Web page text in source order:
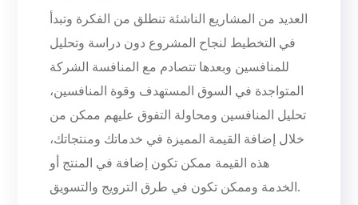
العديد من المشاريع الناشئة تنطلق من الفكرة وتبدأ
في التخطيط لنجاح المشروع دون دراسة وتحليل
للمنافسين وبعدها تتصادم مع المنافسة الشركة
المتواجدة في السوق المستهدف وقوة المنافسين،
تحليل المنافسين ومحاولة التفوق عليهم ممكن من
خلال إضافة القيمة المميزة في خدماتك ومنتجاتك،
هذه القيمة ممكن تكون إضافة في المنتج أو
الخدمة وممكن تكون في طرق الترويج والتسويق.